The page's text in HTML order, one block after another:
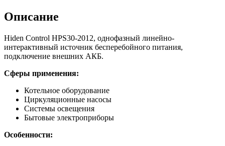
Описание
Hiden Control HPS30-2012, однофазный линейно-
интерактивный источник бесперебойного питания,
подключение внешних АКБ.
Сферы применения:
Котельное оборудование
Циркуляционные насосы
Системы освещения
Бытовые электроприборы
Особенности: